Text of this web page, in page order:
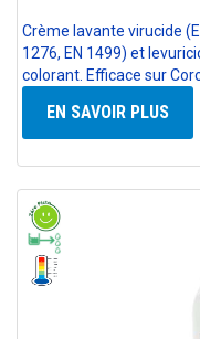
Crème lavante virucide
1276, EN 1499) et
colorant. Efficace sur
EN SAVOIR PLUS